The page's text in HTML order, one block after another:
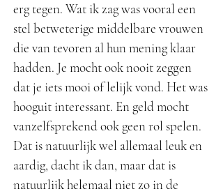
erg tegen. Wat ik zag was vooral een
stel betweterige middelbare vrouwen
die van tevoren al hun mening klaar
hadden. Je mocht ook nooit zeggen
dat je iets mooi of lelijk vond. Het was
hooguit interessant. En geld mocht
vanzelfsprekend ook geen rol spelen.
Dat is natuurlijk wel allemaal leuk en
aardig, dacht ik dan, maar dat is
natuurlijk helemaal niet zo in de